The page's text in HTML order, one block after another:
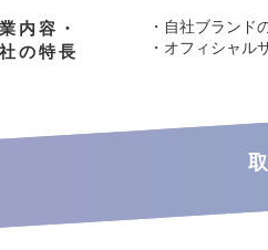
内容・
の特長
・自社ブランド
・オフィシャル